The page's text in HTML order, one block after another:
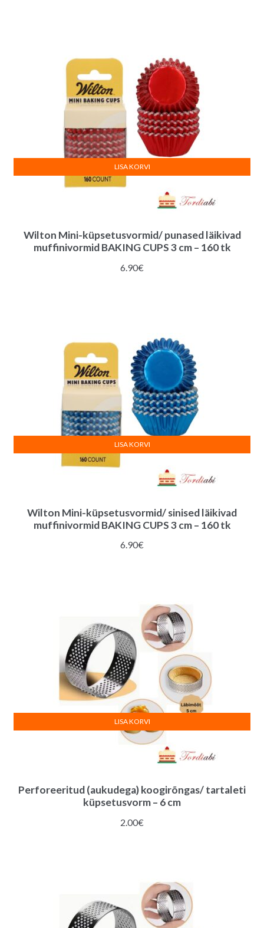
Wilton Mini-küpsetusvormid/ punased läikivad
muffinivormid BAKING CUPS 3 cm – 160 tk
6.90€
LISA KORVI
Wilton Mini-küpsetusvormid/ sinised läikivad
muffinivormid BAKING CUPS 3 cm – 160 tk
6.90€
LISA KORVI
Perforeeritud (aukudega) koogirõngas/ tartaleti
küpsetusvorm – 6 cm
2.00€
LISA KORVI